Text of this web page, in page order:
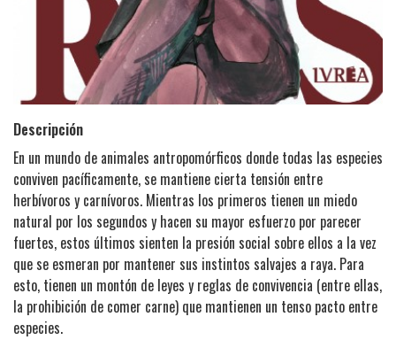
Descripción
En un mundo de animales antropomórficos donde todas las especies
conviven pacíficamente, se mantiene cierta tensión entre
herbívoros y carnívoros. Mientras los primeros tienen un miedo
natural por los segundos y hacen su mayor esfuerzo por parecer
fuertes, estos últimos sienten la presión social sobre ellos a la vez
que se esmeran por mantener sus instintos salvajes a raya. Para
esto, tienen un montón de leyes y reglas de convivencia (entre ellas,
la prohibición de comer carne) que mantienen un tenso pacto entre
especies.